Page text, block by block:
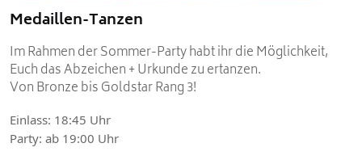
Medaillen-Tanzen
Im Rahmen der Sommer-Party habt ihr die Möglichkeit,
Euch das Abzeichen + Urkunde zu ertanzen.
Von Bronze bis Goldstar Rang 3!
Einlass: 18:45 Uhr
Party: ab 19:00 Uhr